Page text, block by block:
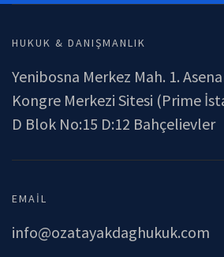
HUKUK & DANIŞMANLIK
Yenibosna Merkez Mah. 1.
Kongre Merkezi Sitesi (Prime
D Blok No:15 D:12 Bahçelievler
EMAIL
info@ozatayakdaghukuk.com